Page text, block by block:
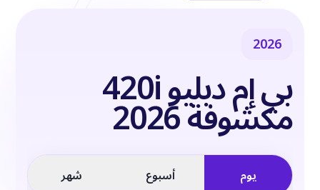
2026
بي إم دبليو 420i مكشوفة 2026
يوم أسبوع شهر